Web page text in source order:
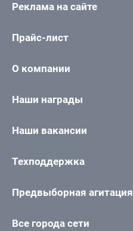
Реклама на сайте
Прайс-лист
О компании
Наши награды
Наши вакансии
Техподдержка
Предвыборная агитация
Все города сети